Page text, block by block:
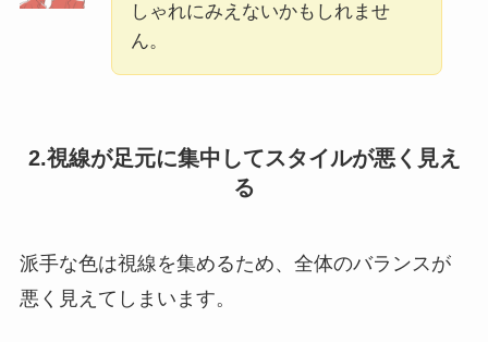
しゃれにみえないかもしれませ
ん。
2.視線が足元に集中してスタイルが悪く見え
る
派手な色は視線を集めるため、全体のバランスが
悪く見えてしまいます。